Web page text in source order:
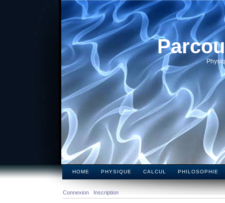
HOME PHYSIQUE CALCUL PHILOSOPHIE
Connexion Inscription